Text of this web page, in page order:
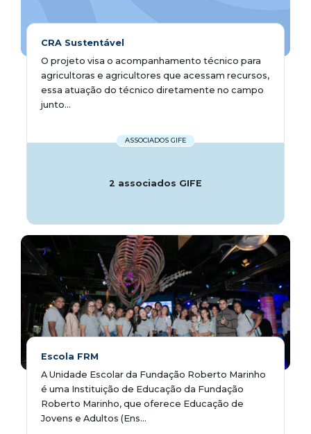
CRA Sustentável
​​​​​O projeto visa o acompanhamento técnico para
agricultoras e agricultores que acessam recursos,
essa atuação do técnico diretamente no campo
junto...
ASSOCIADOS GIFE
2 associados GIFE
Escola FRM
A Unidade Escolar da Fundação Roberto Marinho
é uma Instituição de Educação da Fundação
Roberto Marinho, que oferece Educação de
Jovens e Adultos (Ens...